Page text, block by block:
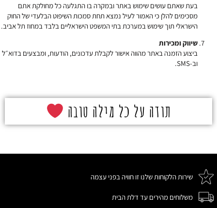
בעת שאתם עושים שימוש באתר ובמקרה בו התגלעה כל מחולקת אתם
מסכימים להלן כי האמור לעיל נמצא תחת סמכות השיפוט הבלעדי של החוק
הישראלי תוך שימוש במערכת בתי המשפט הישראליים בלבד במחוז תל אביב.
שיווק ומכירות
ביצוע הזמנה באתר מהווה אישור לקבלת עדכונים, הודעות, ומבצעים בדוא״ל
וב-SMS.
תודה על כל מילה טובה
שירות הלקוחות שלנו זו חוויה בפני עצמה
משלוחים מהירים עד דלת הבית